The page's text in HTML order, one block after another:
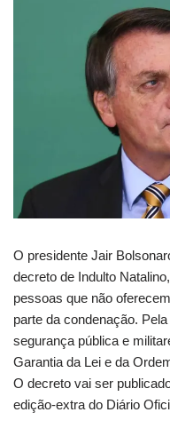
O presidente Jair
decreto de Indulto
pessoas que não
parte da condenação.
segurança pública e
Garantia da Lei e da
O decreto vai ser
edição-extra do Diário